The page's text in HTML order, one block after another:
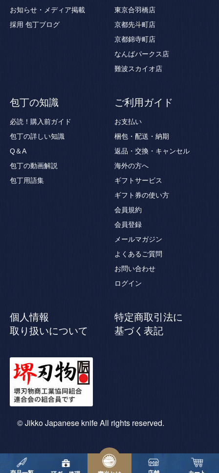
お知らせ・メディア掲載
採用 包丁ブログ
東京合羽橋店
京都先斗町店
京都錦寺町店
なんばパークス店
難波スカイオ店
包丁の知識
必読！購入前ガイド
包丁の詳しい知識
Q＆A
包丁の動画解説
包丁用語集
ご利用ガイド
お支払い
梱包・配送・納期
返品・交換・キャンセル
海外の方へ
ギフトサービス
ギフト券の使い方
会員規約
会員登録
メールマガジン
よくあるご質問
お問い合わせ
ログイン
個人情報
取り扱いについて
特定商取引法に
基づく表記
© Jikko Japanese knife All rights reserved.